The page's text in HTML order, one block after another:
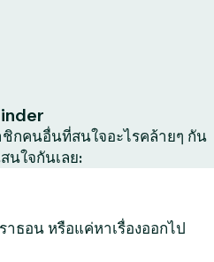
กคนอื่นที่สนใจอะไรคล้ายๆ กัน
นใจกันเลย:
ธอน หรือแค่หาเรื่องออกไป